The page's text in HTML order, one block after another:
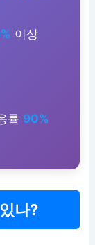
이상
률 90%
나?